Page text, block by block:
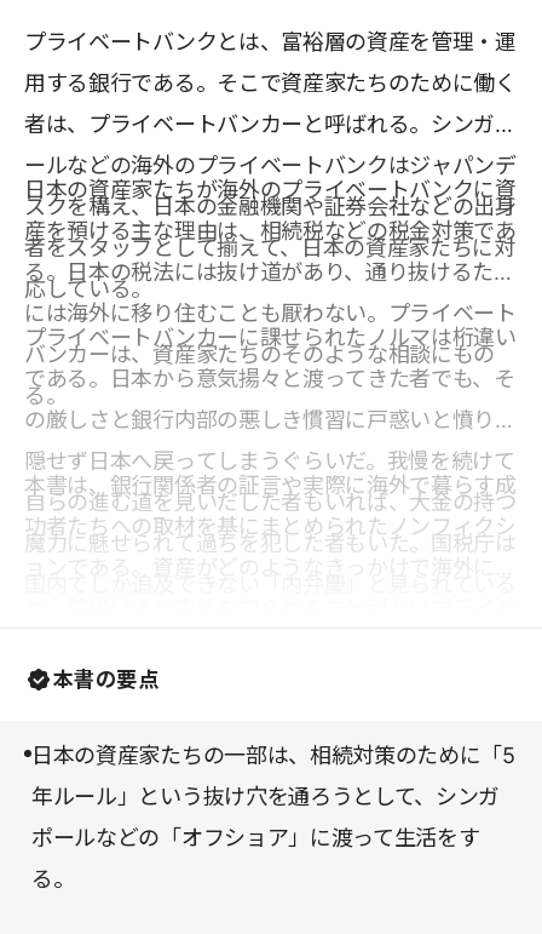
プライベートバンクとは、富裕層の資産を管理・運
用する銀行である。そこで資産家たちのために働く
者は、プライベートバンカーと呼ばれる。シンガポ
ールなどの海外のプライベートバンクはジャパンデ
スクを構え、日本の金融機関や証券会社などの出身
者をスタッフとして揃えて、日本の資産家たちに対
応している。
日本の資産家たちが海外のプライベートバンクに資
産を預ける主な理由は、相続税などの税金対策であ
る。日本の税法には抜け道があり、通り抜けるため
には海外に移り住むことも厭わない。プライベート
バンカーは、資産家たちのそのような相談にもの
る。
プライベートバンカーに課せられたノルマは桁違い
である。日本から意気揚々と渡ってきた者でも、そ
の厳しさと銀行内部の悪しき慣習に戸惑いと憤りを
隠せず日本へ戻ってしまうぐらいだ。我慢を続けて
自らの進む道を見いだした者もいれば、大金の持つ
魔力に魅せられて過ちを犯した者もいた。国税庁は
が、次々に対策を立てて海外の資産を掌握しようと
している。けっして黙って見ているわけではない。
本書は、銀行関係者の証言や実際に海外で暮らす成
功者たちへの取材を基にまとめられたノンフィクシ
ョンである。資産がどのようなきっかけで海外に流
税庁がどのように目を光らせているのかが詳細に描
本書の要点
日本の資産家たちの一部は、相続対策のために「5
年ルール」という抜け穴を通ろうとして、シンガ
ポールなどの「オフショア」に渡って生活をす
る。